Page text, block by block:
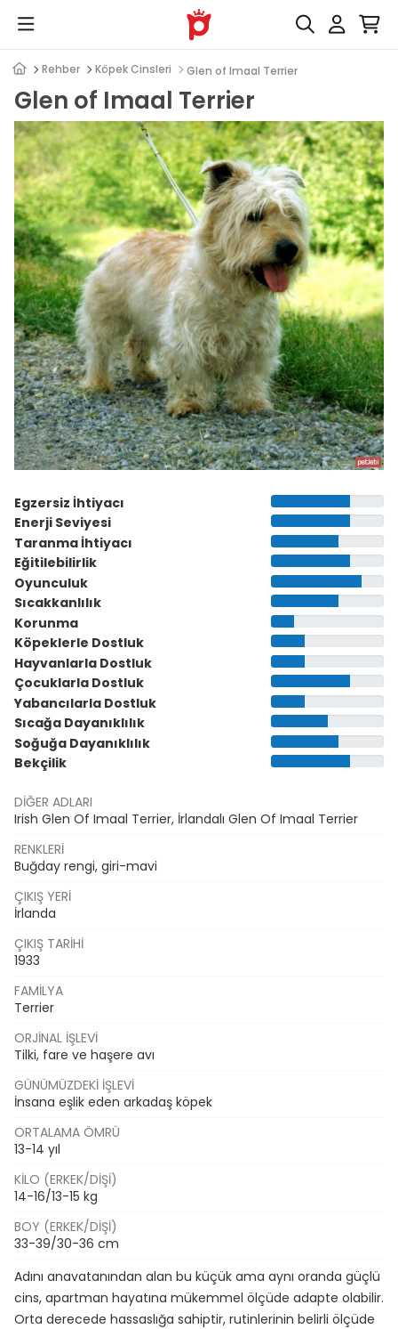
Rehber Köpek Cinsleri Glen of Imaal Terrier
Glen of Imaal Terrier
Egzersiz İhtiyacı
Enerji Seviyesi
Taranma İhtiyacı
Eğitilebilirlik
Oyunculuk
Sıcakkanlılık
Korunma
Köpeklerle Dostluk
Hayvanlarla Dostluk
Çocuklarla Dostluk
Yabancılarla Dostluk
Sıcağa Dayanıklılık
Soğuğa Dayanıklılık
Bekçilik
DIĞER ADLARI
Irish Glen Of Imaal Terrier, İrlandalı Glen Of Imaal Terrier
RENKLERI
Buğday rengi, giri-mavi
ÇIKIŞ YERI
İrlanda
ÇIKIŞ TARIHI
1933
FAMILYA
Terrier
ORJINAL İŞLEVI
Tilki, fare ve haşere avı
GÜNÜMÜZDEKI İŞLEVI
İnsana eşlik eden arkadaş köpek
ORTALAMA ÖMRÜ
13-14 yıl
KILO (ERKEK/DIŞI)
14-16/13-15 kg
BOY (ERKEK/DIŞI)
33-39/30-36 cm
Adını anavatanından alan bu küçük ama aynı oranda güçlü
cins, apartman hayatına mükemmel ölçüde adapte olabilir.
Orta derecede hassaslığa sahiptir, rutinlerinin belirli ölçüde